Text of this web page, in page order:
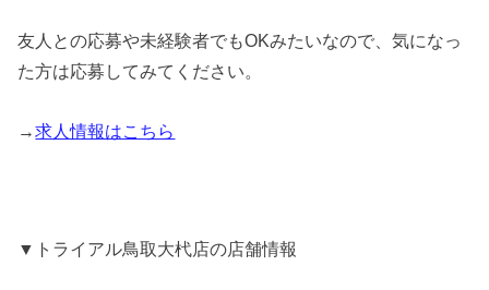
友人との応募や未経験者でもOKみたいなので、気になっ
た方は応募してみてください。
→求人情報はこちら
▼トライアル鳥取大杙店の店舗情報